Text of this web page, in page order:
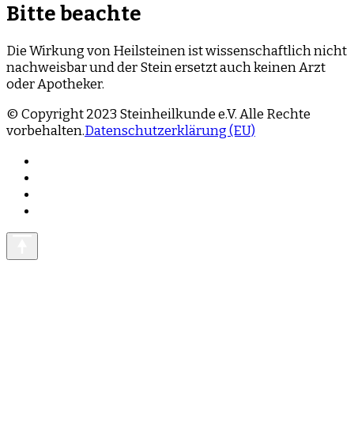
Bitte beachte
Die Wirkung von Heilsteinen ist wissenschaftlich nicht
nachweisbar und der Stein ersetzt auch keinen Arzt
oder Apotheker.
© Copyright 2023 Steinheilkunde e.V. Alle Rechte
vorbehalten.Datenschutzerklärung (EU)